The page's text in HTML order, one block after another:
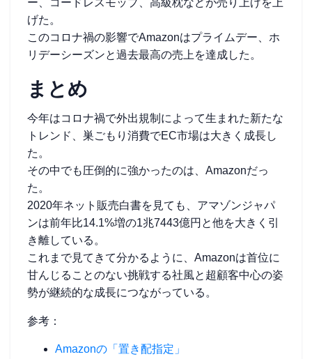
ー、コードレスモップ、高級枕などが売り上げを上
げた。
このコロナ禍の影響でAmazonはプライムデー、ホ
リデーシーズンと過去最高の売上を達成した。
まとめ
今年はコロナ禍で外出規制によって生まれた新たな
トレンド、巣ごもり消費でEC市場は大きく成長し
た。
その中でも圧倒的に強かったのは、Amazonだっ
た。
2020年ネット販売白書を見ても、アマゾンジャパ
ンは前年比14.1%増の1兆7443億円と他を大きく引
き離している。
これまで見てきて分かるように、Amazonは首位に
甘んじることのない挑戦する社風と超顧客中心の姿
勢が継続的な成長につながっている。
参考：
Amazonの「置き配指定」